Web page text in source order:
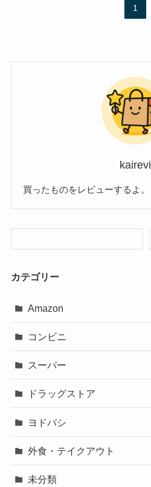
1
kairevi
買ったものをレビューするよ。
カテゴリー
Amazon
コンビニ
スーパー
ドラッグストア
ヨドバシ
外食・テイクアウト
未分類